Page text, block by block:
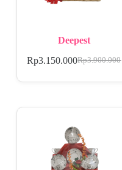
Deepest
Rp3.900.000
Rp3.150.000